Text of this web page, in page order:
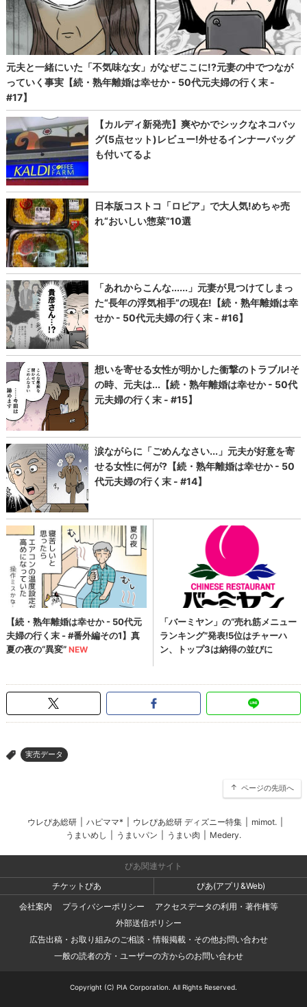
> 実売データ
ページの先頭へ
ウレぴあ総研 ハピママ* ウレぴあ総研 ディズニー特集 mimot.
うまいめし
うまいパン うまい肉 Medery.
ぴあ関連サイト
チケットぴあ
ぴあ(アプリ&Web)
会社案内
プライバシーポリシー
アクセスデータの利用・著作権等
外部送信ポリシー
広告出稿・お取り組みのご相談・情報掲載・その他お問い合わせ
一般の読者の方・ユーザーの方からのお問い合わせ
Copyright (C) PIA Corporation. All Rights Reserved.